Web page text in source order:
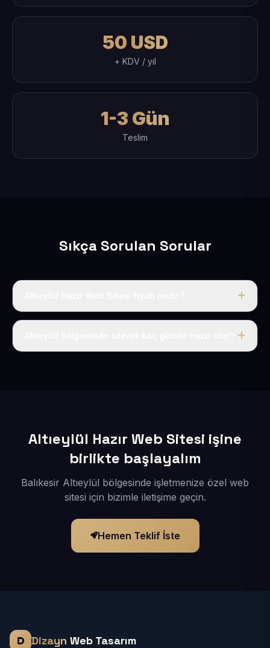
50 USD
+ KDV / yıl
1-3 Gün
Teslim
Sıkça Sorulan Sorular
Tek fiyat uygulanır: yıllık 50 USD + KDV. Bu bedele alan
Altıeylül Hazır Web Sitesi işine
birlikte başlayalım
Balıkesir Altıeylül bölgesinde işletmenize özel web
sitesi için bizimle iletişime geçin.
Hemen Teklif İste
Dizayn Web Tasarım